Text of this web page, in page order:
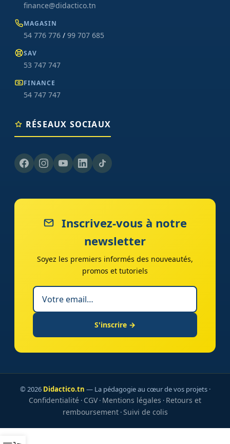
finance@didactico.tn
MAGASIN
54 776 776 / 99 707 685
SAV
53 747 747
FINANCE
54 747 747
RÉSEAUX SOCIAUX
Inscrivez-vous à notre
newsletter
Soyez les premiers informés des nouveautés,
promos et tutoriels
S'inscrire →
© 2026 Didactico.tn — La pédagogie au cœur de vos projets ·
Confidentialité · CGV· Mentions légales · Retours et
remboursement·Suivi de colis